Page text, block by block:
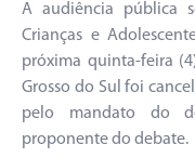
A audiência pública
Crianças e
próxima quinta-feira
Grosso do Sul foi
pelo mandato do
proponente do debate.